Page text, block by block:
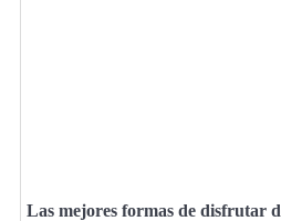
Las mejores formas de disfrutar